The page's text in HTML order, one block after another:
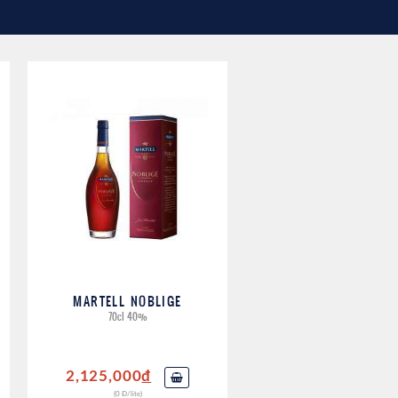
tìm thấy
kênh
MARTELL NOBLIGE
70cl 40%
2,125,000đ
(0 Đ/lite)